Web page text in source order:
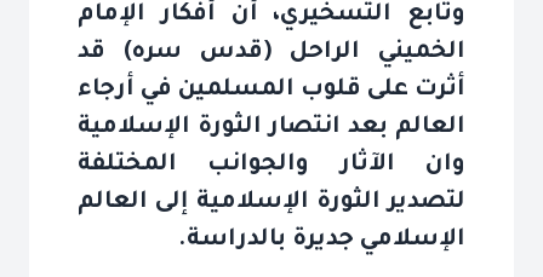
وتابع التسخيري، أن أفكار الإمام
الخميني الراحل (قدس سره) قد
أثرت على قلوب المسلمين في أرجاء
العالم بعد انتصار الثورة الإسلامية
وان الآثار والجوانب المختلفة
لتصدير الثورة الإسلامية إلى العالم
الإسلامي جديرة بالدراسة.